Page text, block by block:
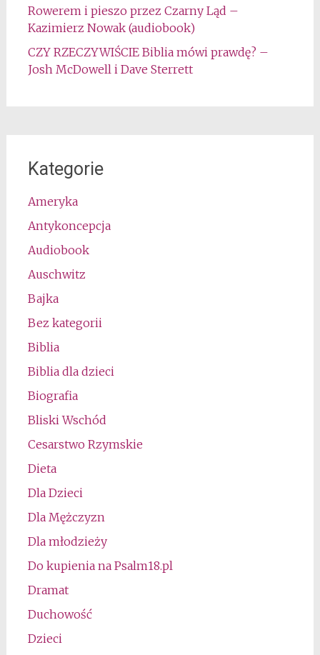
Rowerem i pieszo przez Czarny Ląd –
Kazimierz Nowak (audiobook)
CZY RZECZYWIŚCIE Biblia mówi prawdę? –
Josh McDowell i Dave Sterrett
Kategorie
Ameryka
Antykoncepcja
Audiobook
Auschwitz
Bajka
Bez kategorii
Biblia
Biblia dla dzieci
Biografia
Bliski Wschód
Cesarstwo Rzymskie
Dieta
Dla Dzieci
Dla Mężczyzn
Dla młodzieży
Do kupienia na Psalm18.pl
Dramat
Duchowość
Dzieci